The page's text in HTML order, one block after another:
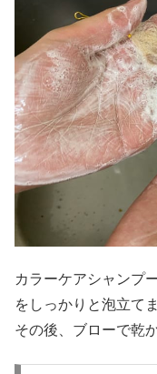
カラーケアシャンプ
をしっかりと泡立てま
その後、ブローで乾